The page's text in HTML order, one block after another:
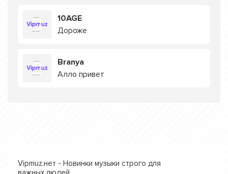
10AGE
Дороже
Branya
Алло привет
Vipmuz.нет - Новинки музыки строго для